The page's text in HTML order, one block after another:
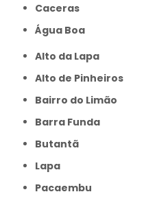
caceras
Água Boa
Alto da Lapa
Alto de Pinheiros
Bairro do Limão
Barra Funda
Butantã
Lapa
Pacaembu